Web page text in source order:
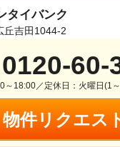
タイバンク
丘吉田1044-2
0120-60-
～18:00／定休日：火曜日(1
物件リクエス